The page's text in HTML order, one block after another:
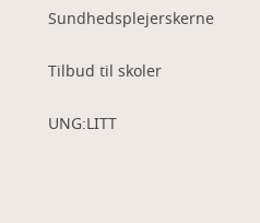
Sundhedsplejerskerne
Tilbud til skoler
UNG:LITT